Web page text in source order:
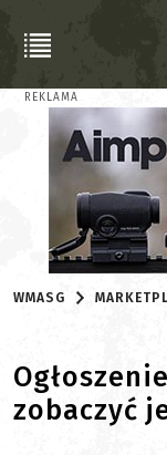
REKLAMA
WMASG
zobaczyć